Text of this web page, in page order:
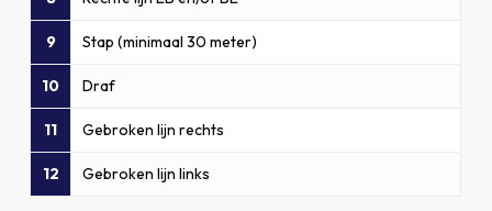
9 Stap (minimaal 30 meter)
10 Draf
11 Gebroken lijn rechts
12 Gebroken lijn links